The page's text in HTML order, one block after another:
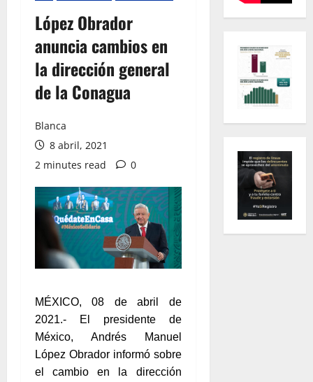
López Obrador
anuncia cambios en
la dirección general
de la Conagua
Blanca
8 abril, 2021
2 minutes read
0
MÉXICO, 08 de abril de
2021.- El presidente de
México, Andrés Manuel
López Obrador informó sobre
el cambio en la dirección